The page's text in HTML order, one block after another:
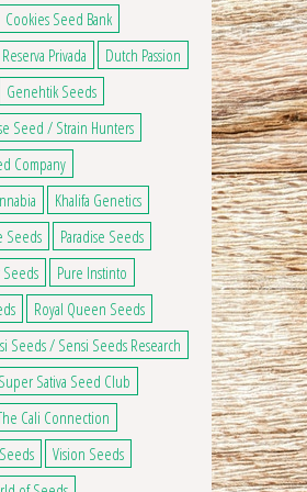
Cookies Seed Bank
Privada
Dutch Passion
Genehtik Seeds
Seed / Strain Hunters
Company
Khalifa Genetics
Seeds
Paradise Seeds
Pure Instinto
Royal Queen Seeds
Seeds / Sensi Seeds Research
Super Sativa Seed Club
Cali Connection
Vision Seeds